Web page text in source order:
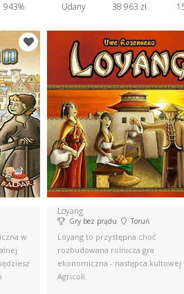
943% Udany 38 963 zł
w
Loyang
Gry bez prądu Toruń
Loyang to przystępna choć
rozbudowana rolnicza gra
ekonomiczna - następca kultowej
Agricoli.